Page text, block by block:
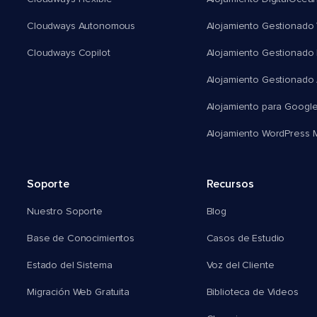
Cloudways Autonomous
Cloudways Copilot
Alojamiento Gestionado
Alojamiento Gestionado
Alojamiento Gestionado
Alojamiento para
Alojamiento WordPress
Soporte
Nuestro Soporte
Base de Conocimientos
Estado del Sistema
Migración Web Gratuita
Recursos
Blog
Casos de Estudio
Voz del Cliente
Biblioteca de Videos